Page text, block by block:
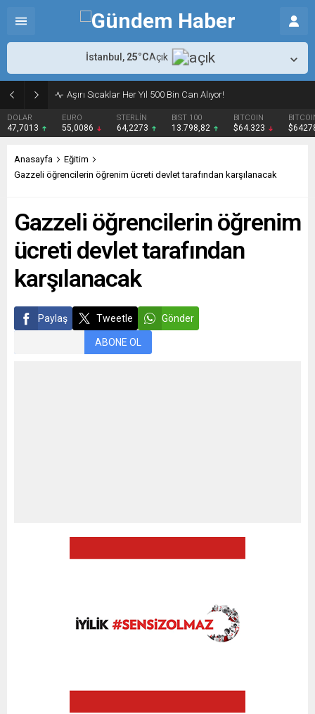
Aşırı Sıcaklar Her Yıl 500 Bin Can Alıyor!
DOLAR
47,7013
EURO
55,0086
STERLİN
64,2273
BIST 100
13.798,82
BITCOIN
$64.323
İstanbul, 25°CAçık
Anasayfa
Eğitim
Gazzeli öğrencilerin öğrenim ücreti devlet tarafından karşılanacak
Gazzeli öğrencilerin öğrenim
ücreti devlet tarafından
karşılanacak
Paylaş Tweetle Gönder
ABONE OL